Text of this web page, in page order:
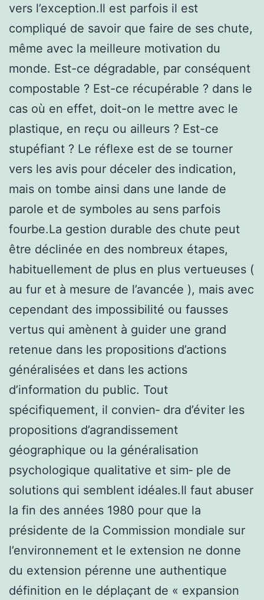
vers l’exception.Il est parfois il est
compliqué de savoir que faire de ses chute,
même avec la meilleure motivation du
monde. Est-ce dégradable, par conséquent
compostable ? Est-ce récupérable ? dans le
cas où en effet, doit-on le mettre avec le
plastique, en reçu ou ailleurs ? Est-ce
stupéfiant ? Le réflexe est de se tourner
vers les avis pour déceler des indication,
mais on tombe ainsi dans une lande de
parole et de symboles au sens parfois
fourbe.La gestion durable des chute peut
être déclinée en des nombreux étapes,
habituellement de plus en plus vertueuses (
au fur et à mesure de l’avancée ), mais avec
cependant des impossibilité ou fausses
vertus qui amènent à guider une grand
retenue dans les propositions d’actions
généralisées et dans les actions
d’information du public. Tout
spécifiquement, il convien‑ dra d’éviter les
propositions d’agrandissement
géographique ou la généralisation
psychologique qualitative et sim‑ ple de
solutions qui semblent idéales.Il faut abuser
la fin des années 1980 pour que la
présidente de la Commission mondiale sur
l’environnement et le extension ne donne
du extension pérenne une authentique
définition en le déplaçant de « expansion